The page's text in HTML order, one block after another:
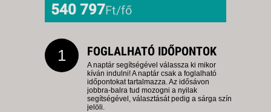
540 797Ft/fő
1 FOGLALHATÓ IDŐPONTOK
A naptár segítségével válassza ki mikor
kíván indulni! A naptár csak a foglalható
időpontokat tartalmazza. Az idősávon
jobbra-balra tud mozogni a nyilak
segítségével, választását pedig a sárga szín
jelöli.